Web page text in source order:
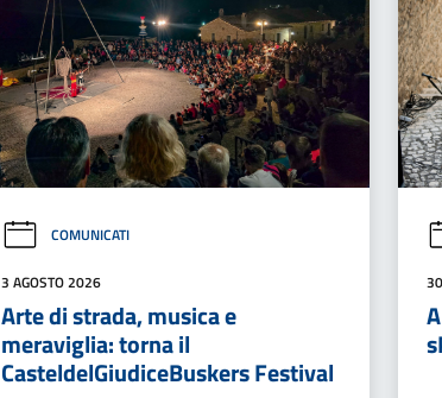
COMUNICATI
3 AGOSTO 2026
Arte di strada, musica e
meraviglia: torna il
CasteldelGiudiceBuskers Festival